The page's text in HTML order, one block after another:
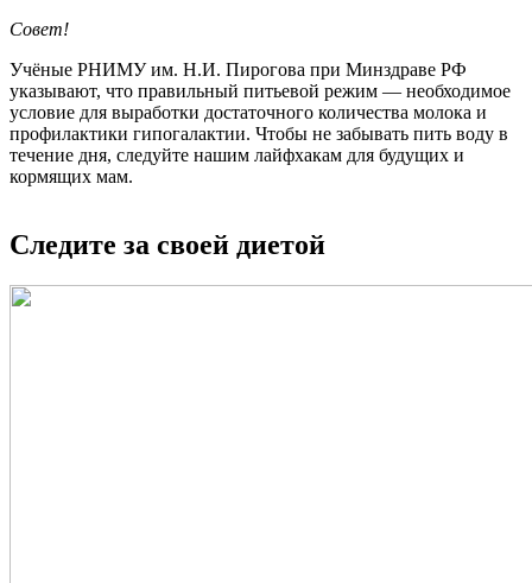
Совет!
Учёные РНИМУ им. Н.И. Пирогова при Минздраве РФ
указывают, что правильный питьевой режим — необходимое
условие для выработки достаточного количества молока и
профилактики гипогалактии. Чтобы не забывать пить воду в
течение дня, следуйте нашим лайфхакам для будущих и
кормящих мам.
Следите за своей диетой